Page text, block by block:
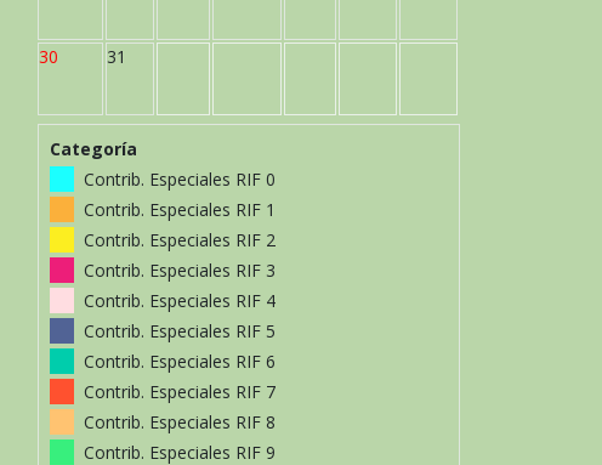
30 31
Categoría
Contrib. Especiales RIF 0
Contrib. Especiales RIF 1
Contrib. Especiales RIF 2
Contrib. Especiales RIF 3
Contrib. Especiales RIF 4
Contrib. Especiales RIF 5
Contrib. Especiales RIF 6
Contrib. Especiales RIF 7
Contrib. Especiales RIF 8
Contrib. Especiales RIF 9